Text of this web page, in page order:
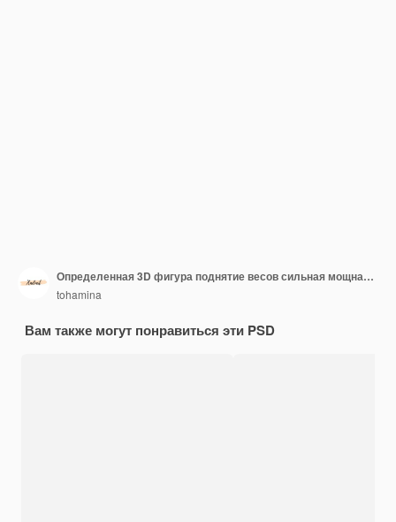
Определенная 3D фигура поднятие весов сильная мощная тренировка фитнес
tohamina
Вам также могут понравиться эти PSD